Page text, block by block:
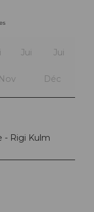
Jui Jui
Nov Déc
- Rigi Kulm